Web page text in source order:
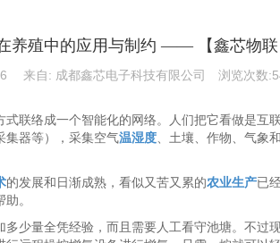
养殖中的应用与制约 —— 【鑫芯物联
来自: 成都鑫芯电子科技有限公司 浏览次数
式联络成一个智能化的网络。人们把它看做是互
集器等），采集空气温湿度 、土壤、作物、气象
的发展和日渐成熟，看似又苦又累的农业生产已
。
少量全凭经验，而且需要人工看守池塘。不过